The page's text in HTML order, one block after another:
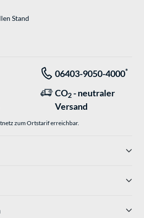
Stand
06403-9050-4000*
CO2 - neutraler
Versand
zum Ortstarif erreichbar.